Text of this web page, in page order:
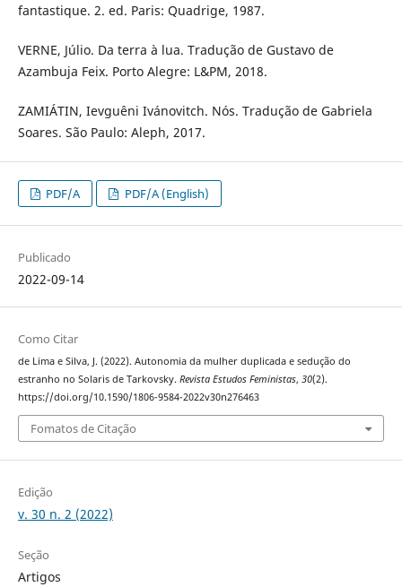
fantastique. 2. ed. Paris: Quadrige, 1987.
VERNE, Júlio. Da terra à lua. Tradução de Gustavo de
Azambuja Feix. Porto Alegre: L&PM, 2018.
ZAMIÁTIN, Ievguêni Ivánovitch. Nós. Tradução de Gabriela
Soares. São Paulo: Aleph, 2017.
PDF/A PDF/A (English)
Publicado
2022-09-14
Como Citar
de Lima e Silva, J. (2022). Autonomia da mulher duplicada e sedução do
estranho no Solaris de Tarkovsky. Revista Estudos Feministas, 30(2).
https://doi.org/10.1590/1806-9584-2022v30n276463
Fomatos de Citação
Edição
v. 30 n. 2 (2022)
Seção
Artigos